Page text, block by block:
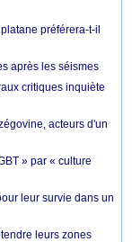
préférera-t-il
après les séismes
critiques inquiète
acteurs d'un
» par « culture
leur survie dans un
leurs zones